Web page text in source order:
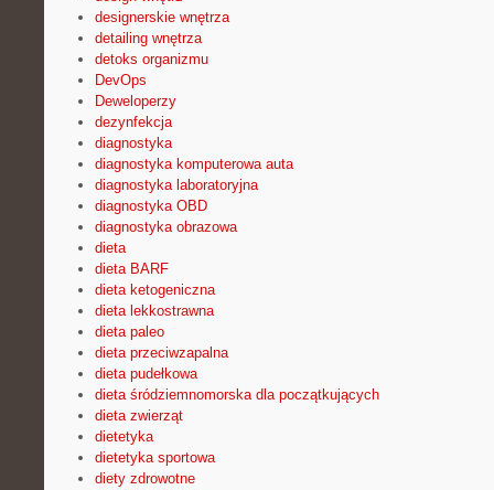
designerskie wnętrza
detailing wnętrza
detoks organizmu
DevOps
Deweloperzy
dezynfekcja
diagnostyka
diagnostyka komputerowa auta
diagnostyka laboratoryjna
diagnostyka OBD
diagnostyka obrazowa
dieta
dieta BARF
dieta ketogeniczna
dieta lekkostrawna
dieta paleo
dieta przeciwzapalna
dieta pudełkowa
dieta śródziemnomorska dla początkujących
dieta zwierząt
dietetyka
dietetyka sportowa
diety zdrowotne